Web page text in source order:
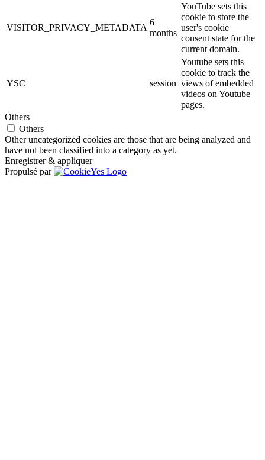
VISITOR_PRIVACY_METADATA
6
months
YouTube sets this
cookie to store the
user's cookie
consent state for the
current domain.
YSC session
Youtube sets this
cookie to track the
views of embedded
videos on Youtube
pages.
Others
Others
Other uncategorized cookies are those that are being analyzed and
have not been classified into a category as yet.
Enregistrer & appliquer
Propulsé par